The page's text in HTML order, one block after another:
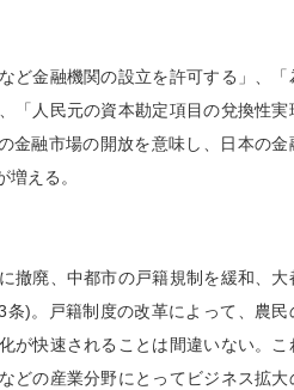
ど金融機関の設立を許可する」、
「人民元の資本勘定項目の兌換性実
金融市場の開放を意味し、日本の金
える。
撤廃、中都市の戸籍規制を緩和、
)。戸籍制度の改革によって、農民
が快速されることは間違いない。こ
どの産業分野にとってビジネス拡大